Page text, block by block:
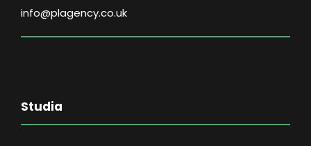
info@plagency.co.uk
Studia